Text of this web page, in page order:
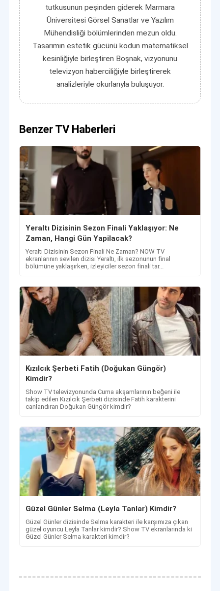
tutkusunun peşinden giderek Marmara
Üniversitesi Görsel Sanatlar ve Yazılım
Mühendisliği bölümlerinden mezun oldu.
Tasarımın estetik gücünü kodun matematiksel
kesinliğiyle birleştiren Boşnak, vizyonunu
televizyon haberciliğiyle birleştirerek
analizleriyle okurlarıyla buluşuyor.
Benzer TV Haberleri
Yeraltı Dizisinin Sezon Finali Yaklaşıyor: Ne
Zaman, Hangi Gün Yapilacak?
Yeraltı Dizisinin Sezon Finali Ne Zaman? NOW TV
ekranlarının sevilen dizisi Yeraltı, ilk sezonunun final
bölümüne yaklaşırken, izleyiciler sezon finali tar...
Kızılcık Şerbeti Fatih (Doğukan Güngör)
Kimdir?
Show TV televizyonunda Cuma akşamlarının beğeni ile
takip edilen Kızılcık Şerbeti dizisinde Fatih karakterini
canlandıran Doğukan Güngör kimdir?
Güzel Günler Selma (Leyla Tanlar) Kimdir?
Güzel Günler dizisinde Selma karakteri ile karşımıza çıkan
güzel oyuncu Leyla Tanlar kimdir? Show TV ekranlarında ki
Güzel Günler Selma karakteri kimdir?